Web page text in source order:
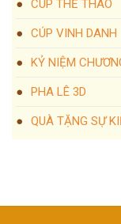
CÚP THỂ THAO
CÚP VINH DANH
KỶ NIỆM
PHA LÊ 3D
QUÀ TẶNG SỰ